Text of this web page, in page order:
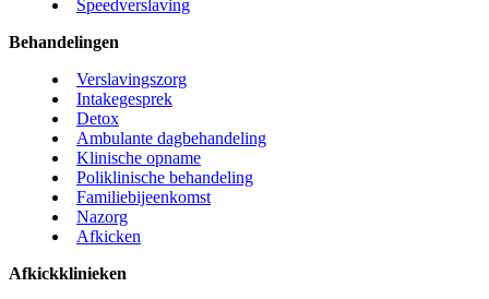
Speedverslaving
Behandelingen
Verslavingszorg
Intakegesprek
Detox
Ambulante dagbehandeling
Klinische opname
Poliklinische behandeling
Familiebijeenkomst
Nazorg
Afkicken
Afkickklinieken